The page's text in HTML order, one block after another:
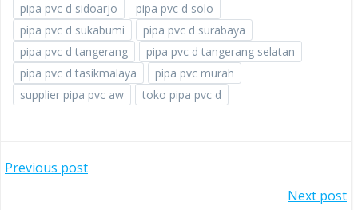
pipa pvc d sidoarjo
pipa pvc d solo
pipa pvc d sukabumi
pipa pvc d surabaya
pipa pvc d tangerang
pipa pvc d tangerang selatan
pipa pvc d tasikmalaya
pipa pvc murah
supplier pipa pvc aw
toko pipa pvc d
POST
Previous post
Next post